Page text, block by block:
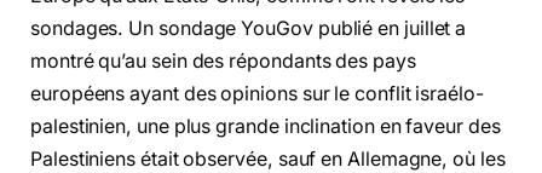
sondages. Un sondage YouGov publié en juillet a
montré qu’au sein des répondants des pays
européens ayant des opinions sur le conflit israélo-
palestinien, une plus grande inclination en faveur des
Palestiniens était observée, sauf en Allemagne, où les